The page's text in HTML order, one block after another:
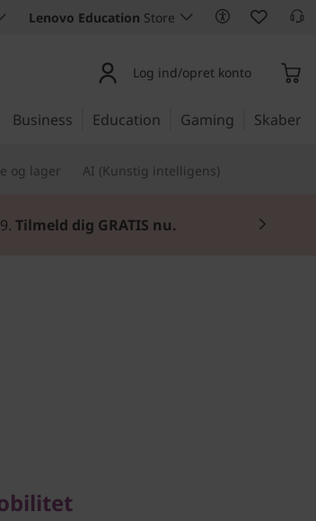
Lenovo Education Store
Log ind/opret konto
Business Education Gaming Skaber
og lager AI (Kunstig intelligens)
Tilmeld dig GRATIS nu.
Gen